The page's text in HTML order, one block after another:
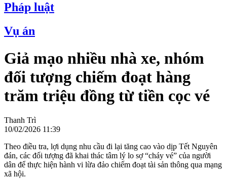
Pháp luật
Vụ án
Giả mạo nhiều nhà xe, nhóm
đối tượng chiếm đoạt hàng
trăm triệu đồng từ tiền cọc vé
Thanh Trì
10/02/2026 11:39
Theo điều tra, lợi dụng nhu cầu đi lại tăng cao vào dịp Tết Nguyên
đán, các đối tượng đã khai thác tâm lý lo sợ “cháy vé” của người
dân để thực hiện hành vi lừa đảo chiếm đoạt tài sản thông qua mạng
xã hội.